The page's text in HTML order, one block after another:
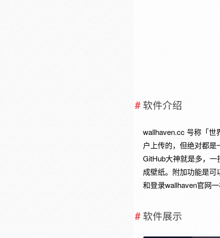
软件介绍
wallhaven.cc 号称「世
户上传的，但绝对都
GitHub大神就是多，
成壁纸。附加功能是
和登录wallhaven官网
软件展示